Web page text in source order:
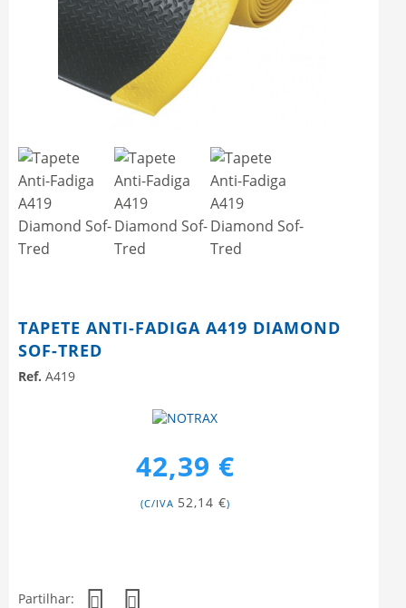
TAPETE ANTI-FADIGA A419 DIAMOND
SOF-TRED
Ref. A419
42,39 €
(C/IVA 52,14 €)
Partilhar: